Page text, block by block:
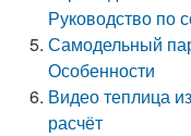
Руководство по
Самодельный
Особенности
Видео теплица
расчёт